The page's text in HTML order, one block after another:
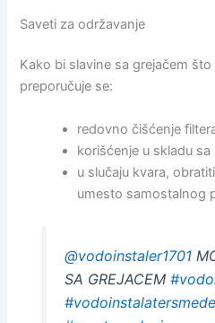
Saveti za održavanje
Kako bi slavine sa grejačem
preporučuje se:
redovno čišćenje
korišćenje u skladu
u slučaju kvara,
umesto samostalnog
@vodoinstaler1701
SA GREJACEM